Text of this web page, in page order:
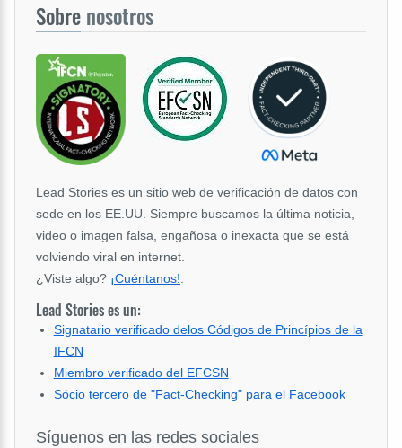
Sobre nosotros
Lead Stories es un sitio web de verificación de datos con
sede en los EE.UU. Siempre buscamos la última noticia,
video o imagen falsa, engañosa o inexacta que se está
volviendo viral en internet.
¿Viste algo? ¡Cuéntanos!
Lead Stories es un:
Signatario verificado delos Códigos de Princípios de la
IFCN
Miembro verificado del EFCSN
Sócio tercero de "Fact-Checking" para el Facebook
Síguenos en las redes sociales